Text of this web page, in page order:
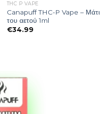
THC P VAPE
Canapuff THC-P Vape – Μάτι
του αετού 1ml
€34.99